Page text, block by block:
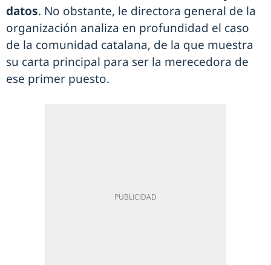
datos. No obstante, le directora general de la
organización analiza en profundidad el caso
de la comunidad catalana, de la que muestra
su carta principal para ser la merecedora de
ese primer puesto.